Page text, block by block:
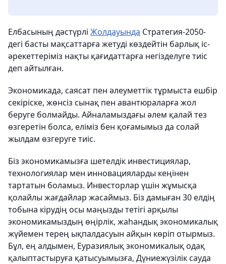
Елбасының дәстүрлі Жолдауында Стратегия-2050-
дегі басты мақсаттарға жетуді көздейтін барлық іс-
әрекеттеріміз нақты қағидаттарға негізделуге тиіс
деп айтылған.
Экономикада, саясат пен әлеуметтік тұрмыста ешбір
секіріске, жөнсіз сынақ пен авантюраларға жол
беруге болмайды. Айналамыздағы әлем қалай тез
өзгеретін болса, еліміз бен қоғамымыз да солай
жылдам өзгеруге тиіс.
Біз экономикамызға шетелдік инвестициялар,
технологиялар мен инновацияларды кеңінен
тартатын боламыз. Инвесторлар үшін жұмысқа
қолайлы жағдайлар жасаймыз. Біз дамыған 30 елдің
тобына кірудің осы маңызды тетігі арқылы
экономикамыздың өңірлік, жаһандық экономикалық
жүйемен терең ықпалдасуын айқын көріп отырмыз.
Бұл, ең алдымен, Еуразиялық экономикалық одақ
қалыптастыруға қатысуымызға, Дүниежүзілік сауда